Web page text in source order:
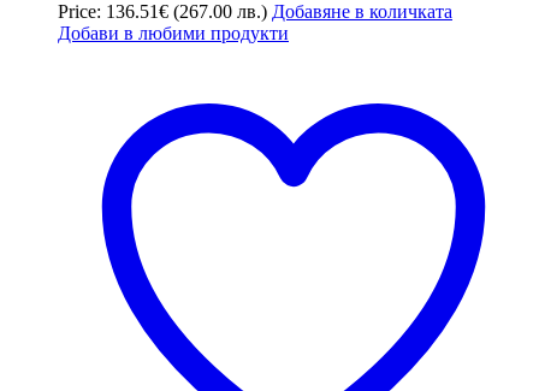
Price: 136.51€ (267.00 лв.) Добавяне в количката
Добави в любими продукти